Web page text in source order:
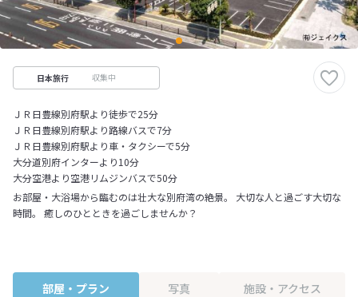
日本旅行 収集中
ＪＲ日豊線別府駅より徒歩で25分
ＪＲ日豊線別府駅より路線バスで7分
ＪＲ日豊線別府駅より車・タクシーで5分
大分道別府インターより10分
大分空港より空港リムジンバスで50分
お部屋・大浴場から臨むのは壮大な別府湾の絶景。 大切な人と過ごす大切な
時間。 癒しのひとときを過ごしませんか？
部屋・プラン 写真 施設・アクセス